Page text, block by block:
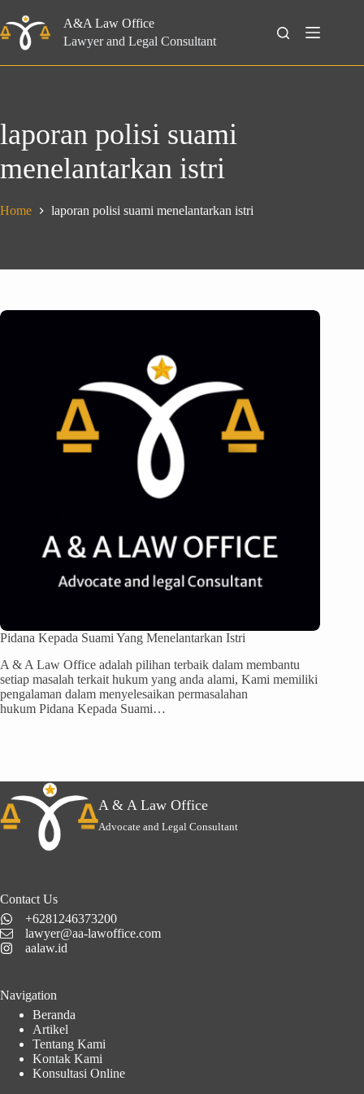
to
content
A&A Law Office
Lawyer and Legal Consultant
Search
laporan polisi suami
menelantarkan istri
Home laporan polisi suami menelantarkan istri
Pidana Kepada Suami Yang Menelantarkan Istri
A & A Law Office adalah pilihan terbaik dalam membantu
setiap masalah terkait hukum yang anda alami, Kami memiliki
pengalaman dalam menyelesaikan permasalahan
hukum Pidana Kepada Suami…
A & A Law Office
Advocate and Legal Consultant
Contact Us
+6281246373200
lawyer@aa-lawoffice.com
aalaw.id
Navigation
Beranda
Artikel
Tentang Kami
Kontak Kami
Konsultasi Online